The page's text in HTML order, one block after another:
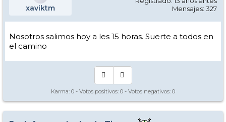
xaviktm
Mensajes: 327
Nosotros salimos hoy a les 15 horas. Suerte a todos en
el camino
Karma: 0 - Votos positivos: 0 - Votos negativos: 0